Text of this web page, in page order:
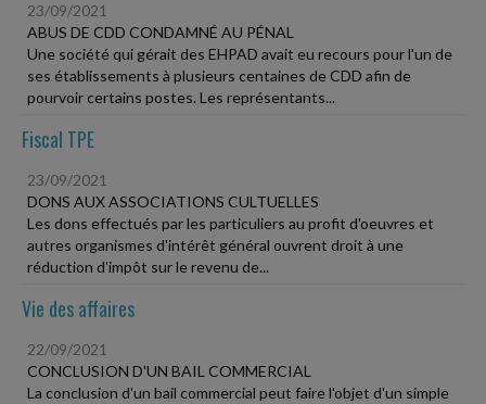
23/09/2021
ABUS DE CDD CONDAMNÉ AU PÉNAL
Une société qui gérait des EHPAD avait eu recours pour l'un de
ses établissements à plusieurs centaines de CDD afin de
pourvoir certains postes. Les représentants...
Fiscal TPE
23/09/2021
DONS AUX ASSOCIATIONS CULTUELLES
Les dons effectués par les particuliers au profit d'oeuvres et
autres organismes d'intérêt général ouvrent droit à une
réduction d'impôt sur le revenu de...
Vie des affaires
22/09/2021
CONCLUSION D'UN BAIL COMMERCIAL
La conclusion d'un bail commercial peut faire l'objet d'un simple